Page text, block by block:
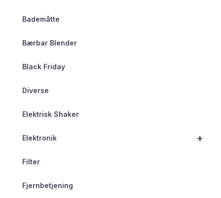
Bademåtte
Bærbar Blender
Black Friday
Diverse
Elektrisk Shaker
+
Elektronik
Filter
Fjernbetjening